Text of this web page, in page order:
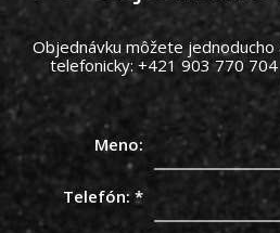
Objednávku môžete jednoducho
telefonicky: +421 903 770
Meno:
Telefón: *